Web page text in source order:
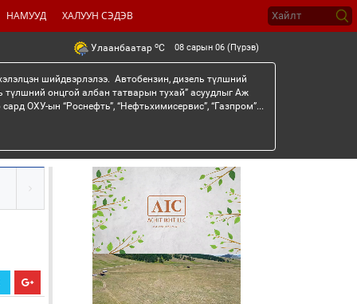
НАМУУД ХАЛУУН СЭДЭВ
Улаанбаатар oC 08 сарын 06 (Пүрэв)
шийдвэрлэлээ. Автобензин, дизель түлшний
онцгой албан татварын тухай” асуудлыг Аж
ОХУ-ын “Роснефть”, “Нефтьхимисервис”, “Газпром”...